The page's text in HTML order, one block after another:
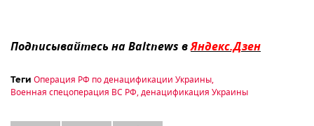
Подписывайтесь на Baltnews вЯндекс.Дзен
Теги Операция РФ по денацификации Украины,
Военная спецоперация ВС РФ,денацификация Украины